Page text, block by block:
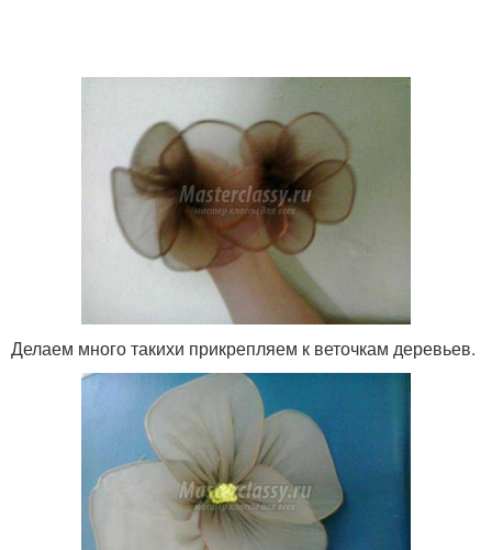
Делаем много такихи прикрепляем к веточкам деревьев.